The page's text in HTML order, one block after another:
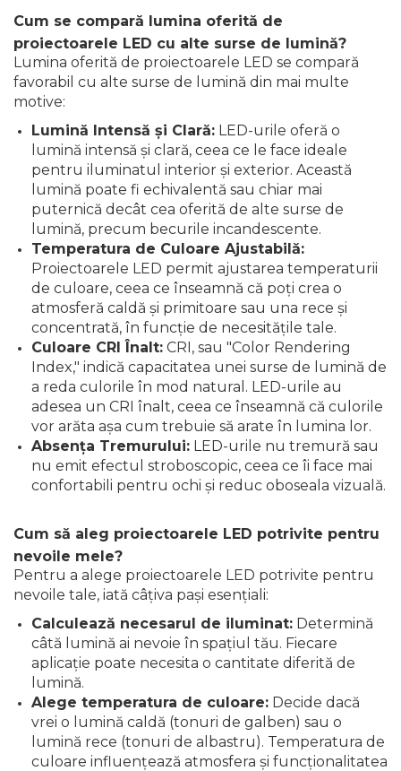
Cum se compară lumina oferită de
proiectoarele LED cu alte surse de lumină?
Lumina oferită de proiectoarele LED se compară
favorabil cu alte surse de lumină din mai multe
motive:
Lumină Intensă și Clară: LED-urile oferă o
lumină intensă și clară, ceea ce le face ideale
pentru iluminatul interior și exterior. Această
lumină poate fi echivalentă sau chiar mai
puternică decât cea oferită de alte surse de
lumină, precum becurile incandescente.
Temperatura de Culoare Ajustabilă:
Proiectoarele LED permit ajustarea temperaturii
de culoare, ceea ce înseamnă că poți crea o
atmosferă caldă și primitoare sau una rece și
concentrată, în funcție de necesitățile tale.
Culoare CRI Înalt: CRI, sau "Color Rendering
Index," indică capacitatea unei surse de lumină de
a reda culorile în mod natural. LED-urile au
adesea un CRI înalt, ceea ce înseamnă că culorile
vor arăta așa cum trebuie să arate în lumina lor.
Absența Tremurului: LED-urile nu tremură sau
nu emit efectul stroboscopic, ceea ce îi face mai
confortabili pentru ochi și reduc oboseala vizuală.
Cum să aleg proiectoarele LED potrivite pentru
nevoile mele?
Pentru a alege proiectoarele LED potrivite pentru
nevoile tale, iată câțiva pași esențiali:
Calculează necesarul de iluminat: Determină
câtă lumină ai nevoie în spațiul tău. Fiecare
aplicație poate necesita o cantitate diferită de
lumină.
Alege temperatura de culoare: Decide dacă
vrei o lumină caldă (tonuri de galben) sau o
lumină rece (tonuri de albastru). Temperatura de
culoare influențează atmosfera și funcționalitatea